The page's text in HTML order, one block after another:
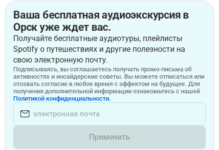
Ваша бесплатная аудиоэкскурсия в
Орск уже ждет вас.
Получайте бесплатные аудиотуры, плейлисты
Spotify о путешествиях и другие полезности на
свою электронную почту.
Подписываясь, вы соглашаетесь получать промо-письма об
активностях и инсайдерские советы. Вы можете отписаться или
отозвать согласие в любое время с эффектом на будущее. Для
получения дополнительной информации ознакомьтесь с нашей
Политикой конфиденциальности.
Применить